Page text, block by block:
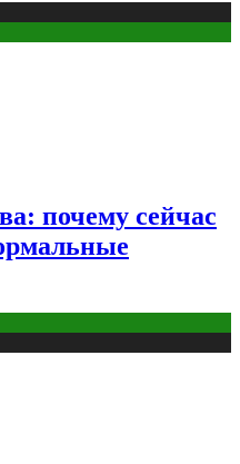
почему сейчас